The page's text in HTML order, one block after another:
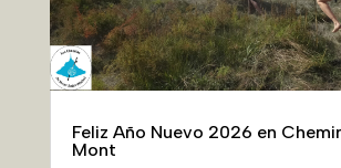
Feliz Año Nuevo 2026 en
Mont